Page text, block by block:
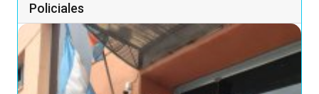
Policiales